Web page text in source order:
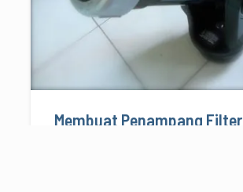
Membuat Penampang Filter